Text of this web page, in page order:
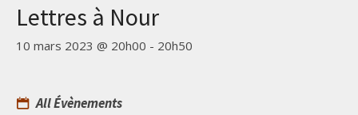
Lettres à Nour
10 mars 2023 @ 20h00 - 20h50
All Évènements